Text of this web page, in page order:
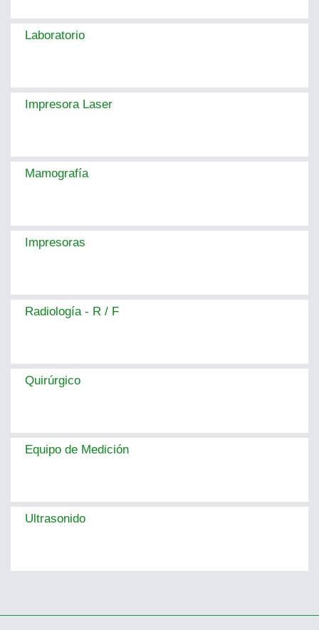
Laboratorio
Impresora Laser
Mamografía
Impresoras
Radiología - R / F
Quirúrgico
Equipo de Medición
Ultrasonido